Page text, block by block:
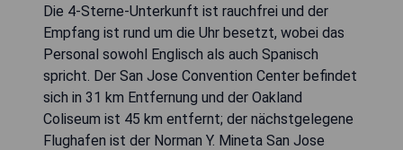
Die 4-Sterne-Unterkunft ist rauchfrei und der
Empfang ist rund um die Uhr besetzt, wobei das
Personal sowohl Englisch als auch Spanisch
spricht. Der San Jose Convention Center befindet
sich in 31 km Entfernung und der Oakland
Coliseum ist 45 km entfernt; der nächstgelegene
Flughafen ist der Norman Y. Mineta San Jose